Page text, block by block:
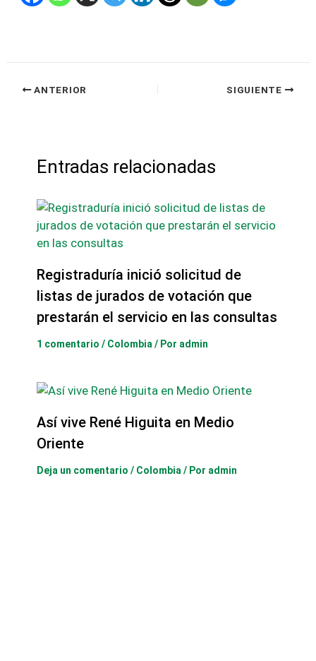
ANTERIOR SIGUIENTE
Entradas relacionadas
Registraduría inició solicitud de
listas de jurados de votación que
prestarán el servicio en las consultas
1 comentario / Colombia / Por admin
Así vive René Higuita en Medio
Oriente
Deja un comentario / Colombia / Por admin